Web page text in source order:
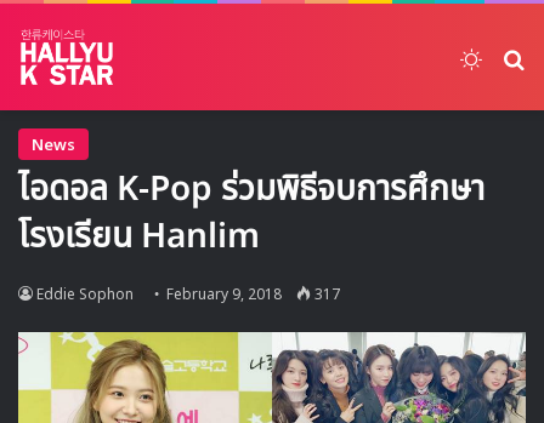
News
ไอดอล K-Pop ร่วมพิธีจบการศึกษา
โรงเรียน Hanlim
Eddie Sophon February 9, 2018 317